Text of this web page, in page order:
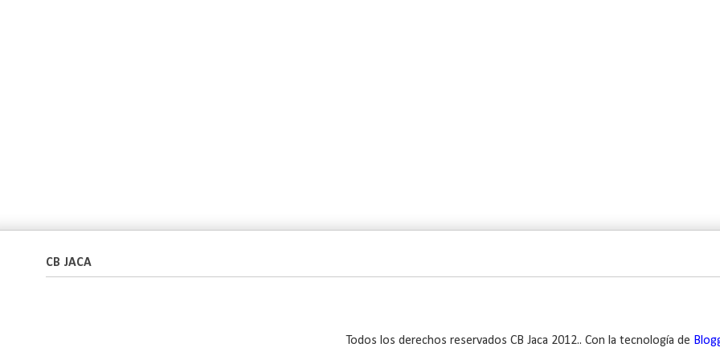
CB JACA
Todos los derechos reservados CB Jaca 2012.. Con la tecnología de